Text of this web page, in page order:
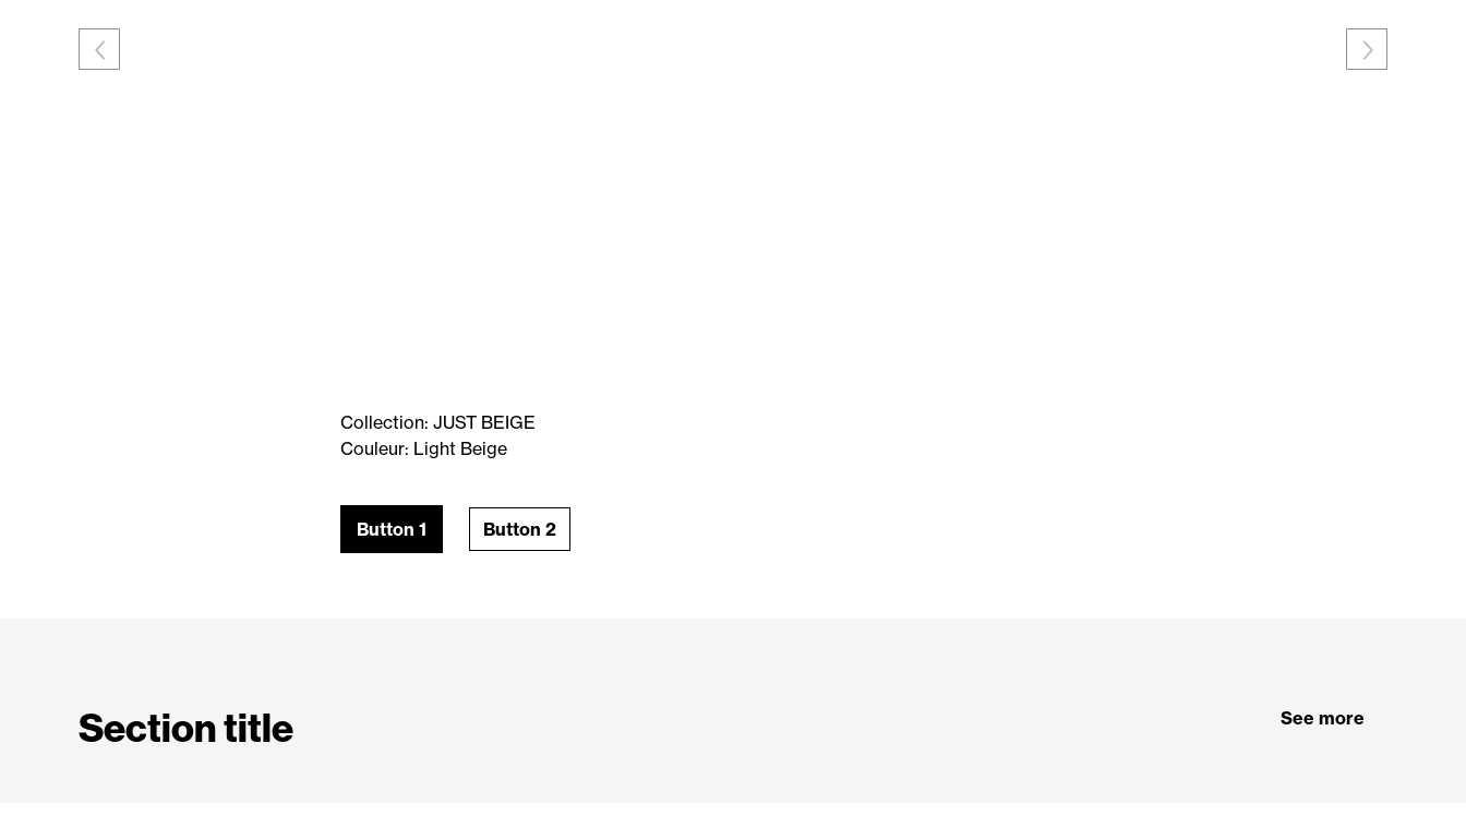
Collection: JUST BEIGE
Couleur: Light Beige
Button 1 Button 2
Section title See more